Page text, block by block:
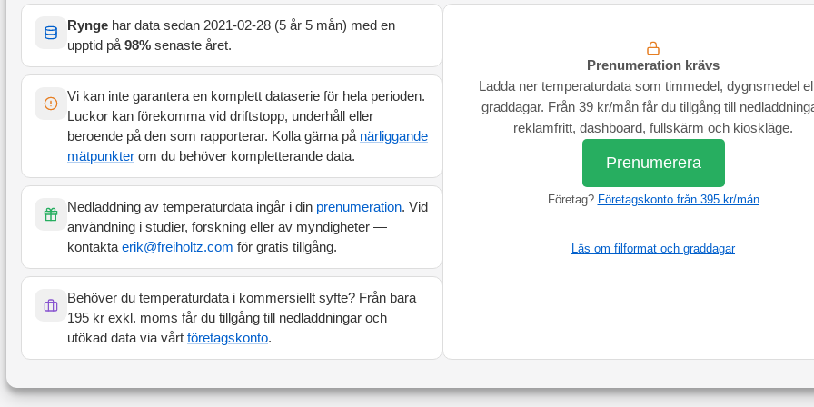
Rynge har data sedan 2021-02-28 (5 år 5 mån) med en
upptid på 98% senaste året.
Vi kan inte garantera en komplett dataserie för hela perioden.
Luckor kan förekomma vid driftstopp, underhåll eller
beroende på den som rapporterar. Kolla gärna på närliggande
mätpunkter om du behöver kompletterande data.
Nedladdning av temperaturdata ingår i din prenumeration. Vid
användning i studier, forskning eller av myndigheter —
kontakta erik@freiholtz.com för gratis tillgång.
Behöver du temperaturdata i kommersiellt syfte? Från bara
195 kr exkl. moms får du tillgång till nedladdningar och
utökad data via vårt företagskonto.
Prenumeration krävs
Ladda ner temperaturdata som timmedel, dygnsmedel
graddagar. Från 39 kr/mån får du tillgång till
reklamfritt, dashboard, fullskärm och kioskläge.
Prenumerera
Företag? Företagskonto från 395 kr/mån
Läs om filformat och graddagar